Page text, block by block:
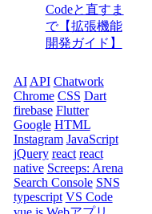
Codeと直すま
で【拡張機能
開発ガイド】
AIAPI Chatwork
Chrome CSS Dart
firebase Flutter
Google HTML
Instagram JavaScript
jQuery react react
native Screeps: Arena
Search Console SNS
typescript VS Code